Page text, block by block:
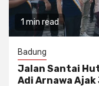
1 min read
Badung
Jalan Santai
Adi Arnawa